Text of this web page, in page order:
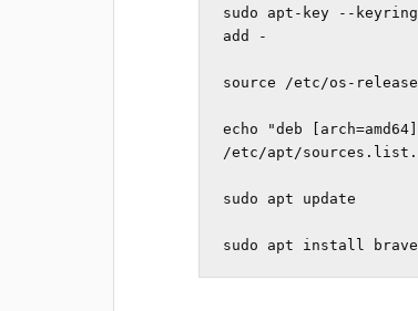
sudo apt-key --
add -
source /etc/os-release
echo "deb
/etc/apt/
sudo apt update
sudo apt install